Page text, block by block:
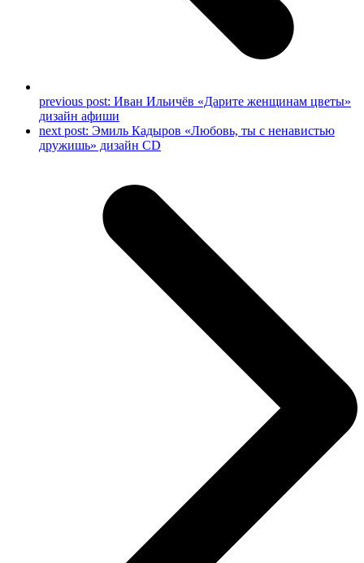
previous post: Иван Ильичёв «Дарите женщинам цветы»
дизайн афиши
next post: Эмиль Кадыров «Любовь, ты с ненавистью
дружишь» дизайн CD